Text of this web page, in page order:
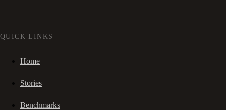
QUICK LINKS
Home
Stories
Benchmarks